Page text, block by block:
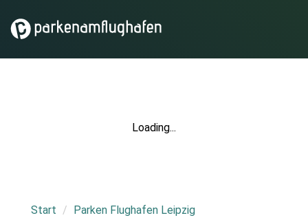
Loading...
Start
Parken Flughafen Leipzig